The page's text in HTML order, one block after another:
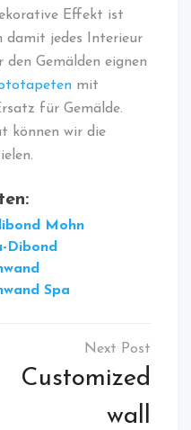
Effekt ist
damit jedes Interieur
Gemälden eignen
mit
für Gemälde.
können wir die
Mohn
Dibond
Spa
Customized
wall